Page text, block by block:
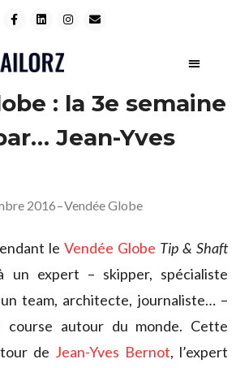
: la 3e semaine
Jean-Yves
2016–Vendée Globe
le Vendée Globe Tip & Shaft
un expert – skipper, spécialiste
team, architecte, journaliste… –
course autour du monde. Cette
de Jean-Yves Bernot, l’expert